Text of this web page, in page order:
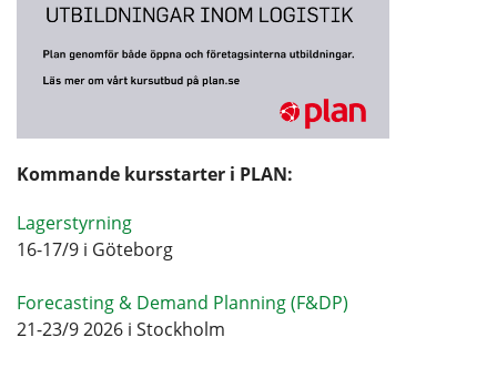
Kommande kursstarter i PLAN:
Lagerstyrning
16-17/9 i Göteborg
Forecasting & Demand Planning (F&DP)
21-23/9 2026 i Stockholm